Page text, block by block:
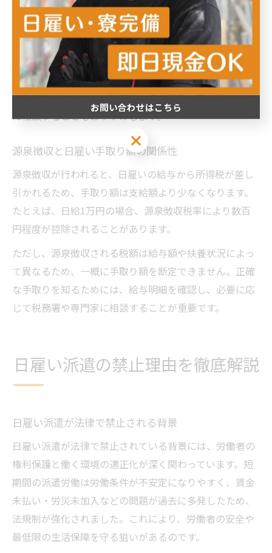
す。これらは確定申告や税務調査の際に必要な証拠資料
となります。
また、複数の現場で働く場合は収入を合算して年間の所
得を把握し、必要に応じて確定申告を行うことが安心し
て働くポイントです。税務署の相談窓口や専門家に早め
に相談することもおすすめします。
源泉徴収と日雇い手取り額の関係性
源泉徴収が行われると、日雇いの給与から所得税が差し
引かれるため、手取り額は支給額より少なくなります。
たとえば、日給1万円の場合、源泉徴収税率により数百
円程度が控除されることがあります。
ただし、源泉徴収される税額は給与額や扶養状況によっ
て異なるため、一概に手取り額を断定できません。正確
な手取りを知るためには、給与明細を確認し、必要に応
じて税務署や専門家に相談することが重要です。
日雇い派遣の禁止理由を徹底解説
日雇い派遣が法律で禁止される背景
日雇い派遣が法律で禁止されている背景には、労働者の
権利保護と働く環境の適正化が深く関わっています。短
期間の派遣労働は労働条件が不安定になりやすく、賃金
未払い・労災未加入などの問題が過去に多発したため、
法規制が強化されました。これにより、労働者の安全や
最低限の生活保障を守る狙いがあるのです。
お問い合わせはこちら
お問い合わせはこちら